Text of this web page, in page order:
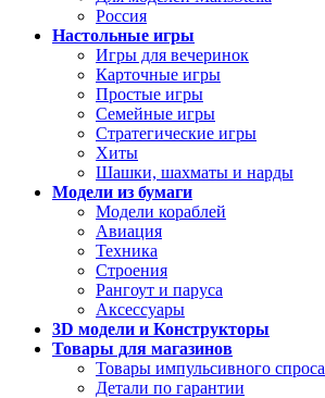
Россия
Настольные игры
Игры для вечеринок
Карточные игры
Простые игры
Семейные игры
Стратегические игры
Хиты
Шашки, шахматы и нарды
Модели из бумаги
Модели кораблей
Авиация
Техника
Строения
Рангоут и паруса
Аксессуары
3D модели и Конструкторы
Товары для магазинов
Товары импульсивного спроса
Детали по гарантии